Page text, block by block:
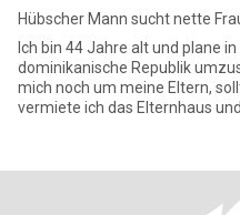
Hübscher Mann sucht nette
Ich bin 44 Jahre alt und plane
dominikanische Republik umzusiedeln. Momentan kümmere ich
mich noch um meine Eltern,
vermiete ich das Elternhaus und gehe